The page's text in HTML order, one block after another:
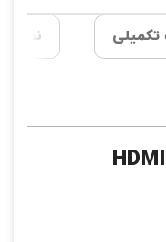
نظرات
ویژگی های کیستون HDMI